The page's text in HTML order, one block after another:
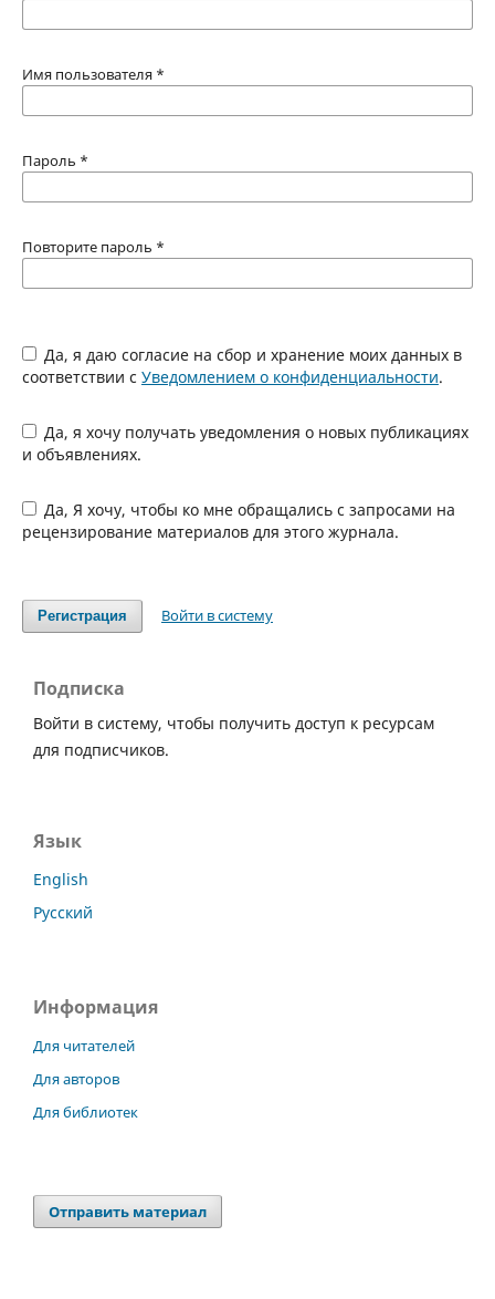
Имя пользователя *
Пароль *
Повторите пароль *
Да, я даю согласие на сбор и хранение моих данных в
соответствии с Уведомлением о конфиденциальности.
Да, я хочу получать уведомления о новых публикациях
и объявлениях.
Да, Я хочу, чтобы ко мне обращались с запросами на
рецензирование материалов для этого журнала.
Регистрация Войти в систему
Подписка
Войти в систему, чтобы получить доступ к ресурсам
для подписчиков.
Язык
English
Русский
Информация
Для читателей
Для авторов
Для библиотек
Отправить материал